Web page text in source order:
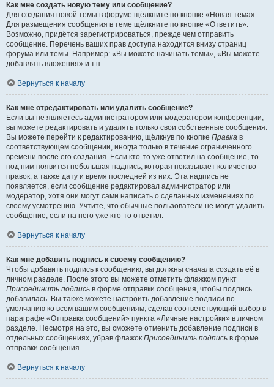
Как мне создать новую тему или сообщение?
Для создания новой темы в форуме щёлкните по кнопке «Новая тема».
Для размещения сообщения в теме щёлкните по кнопке «Ответить».
Возможно, придётся зарегистрироваться, прежде чем отправить
сообщение. Перечень ваших прав доступа находится внизу страниц
форума или темы. Например: «Вы можете начинать темы», «Вы можете
добавлять вложения» и т.п.
Вернуться к началу
Как мне отредактировать или удалить сообщение?
Если вы не являетесь администратором или модератором конференции,
вы можете редактировать и удалять только свои собственные сообщения.
Вы можете перейти к редактированию, щёлкнув по кнопке Правка в
соответствующем сообщении, иногда только в течение ограниченного
времени после его создания. Если кто-то уже ответил на сообщение, то
под ним появится небольшая надпись, которая показывает количество
правок, а также дату и время последней из них. Эта надпись не
появляется, если сообщение редактировал администратор или
модератор, хотя они могут сами написать о сделанных изменениях по
своему усмотрению. Учтите, что обычные пользователи не могут удалить
сообщение, если на него уже кто-то ответил.
Вернуться к началу
Как мне добавить подпись к своему сообщению?
Чтобы добавить подпись к сообщению, вы должны сначала создать её в
личном разделе. После этого вы можете отметить флажком пункт
Присоединить подпись в форме отправки сообщения, чтобы подпись
добавилась. Вы также можете настроить добавление подписи по
умолчанию ко всем вашим сообщениям, сделав соответствующий выбор в
параграфе «Отправка сообщений» пункта «Личные настройки» в личном
разделе. Несмотря на это, вы сможете отменить добавление подписи в
отдельных сообщениях, убрав флажок Присоединить подпись в форме
отправки сообщения.
Вернуться к началу